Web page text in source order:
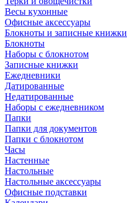
Весы кухонные
Офисные аксессуары
Блокноты и записные книжки
Блокноты
Наборы с блокнотом
Записные книжки
Ежедневники
Датированные
Недатированные
Наборы с ежедневником
Папки
Папки для документов
Папки с блокнотом
Часы
Настенные
Настольные
Настольные аксессуары
Офисные подставки